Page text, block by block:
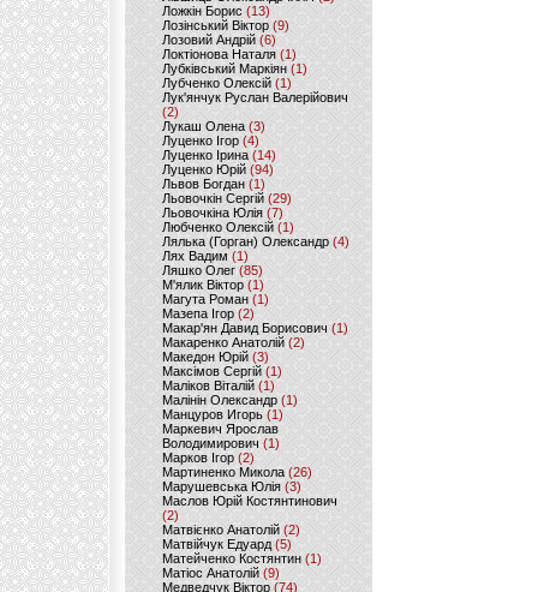
Ложкін Борис(13)
Лозінський Віктор(9)
Лозовий Андрій (6)
Локтіонова Наталя (1)
Лубківський Маркіян(1)
Лубченко Олексій (1)
Лук'янчук Руслан Валерійович
(2)
Лукаш Олена (3)
Луценко Ігор (4)
Луценко Ірина (14)
Луценко Юрій (94)
Львов Богдан (1)
Льовочкін Сергій (29)
Льовочкіна Юлія(7)
Любченко Олексій(1)
Лялька (Горган) Олександр(4)
Лях Вадим (1)
Ляшко Олег (85)
М'ялик Віктор(1)
Магута Роман(1)
Мазепа Ігор (2)
Макар'ян Давид Борисович(1)
Макаренко Анатолій (2)
Македон Юрій(3)
Максімов Сергій (1)
Маліков Віталій (1)
Малінін Олександр (1)
Манцуров Игорь (1)
Маркевич Ярослав
Володимирович (1)
Марков Ігор (2)
Мартиненко Микола (26)
Марушевська Юлія (3)
Маслов Юрій Костянтинович
(2)
Матвієнко Анатолій (2)
Матвійчук Едуард(5)
Матейченко Костянтин (1)
Матіос Анатолій (9)
Медведчук Віктор(74)